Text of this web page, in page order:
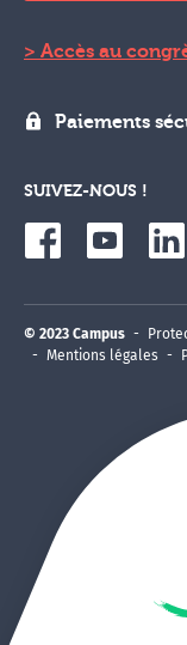
Accès au
Paiements
SUIVEZ-NOUS !
© 2023 Campus
Mentions légales